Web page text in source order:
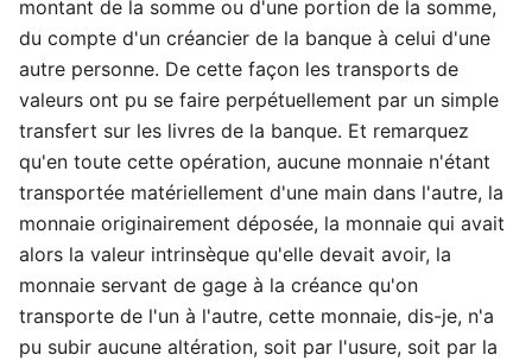
montant de la somme ou d'une portion de la somme,
du compte d'un créancier de la banque à celui d'une
autre personne. De cette façon les transports de
valeurs ont pu se faire perpétuellement par un simple
transfert sur les livres de la banque. Et remarquez
qu'en toute cette opération, aucune monnaie n'étant
transportée matériellement d'une main dans l'autre, la
monnaie originairement déposée, la monnaie qui avait
alors la valeur intrinsèque qu'elle devait avoir, la
monnaie servant de gage à la créance qu'on
transporte de l'un à l'autre, cette monnaie, dis-je, n'a
pu subir aucune altération, soit par l'usure, soit par la